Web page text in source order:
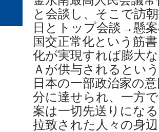
と会談し、そこで訪
日とトップ会談→懸
国交正常化という筋
化が実現すれば膨大
Ａが供与されるとい
日本の一部政治家の
分に達せられ、一方
案は一切先送りにな
拉致された人々の身